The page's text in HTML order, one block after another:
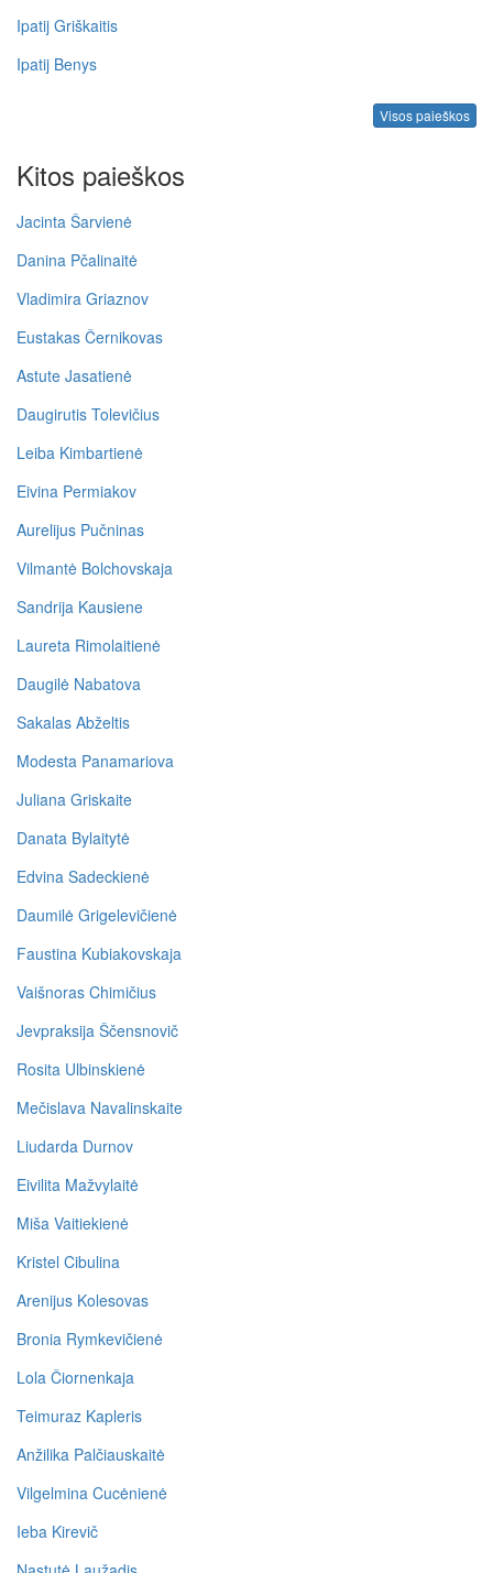
Ipatij Griškaitis
Ipatij Benys
Visos paieškos
Kitos paieškos
Jacinta Šarvienė
Danina Pčalinaitė
Vladimira Griaznov
Eustakas Černikovas
Astute Jasatienė
Daugirutis Tolevičius
Leiba Kimbartienė
Eivina Permiakov
Aurelijus Pučninas
Vilmantė Bolchovskaja
Sandrija Kausiene
Laureta Rimolaitienė
Daugilė Nabatova
Sakalas Abželtis
Modesta Panamariova
Juliana Griskaite
Danata Bylaitytė
Edvina Sadeckienė
Daumilė Grigelevičienė
Faustina Kubiakovskaja
Vaišnoras Chimičius
Jevpraksija Ščensnovič
Rosita Ulbinskienė
Mečislava Navalinskaite
Liudarda Durnov
Eivilita Mažvylaitė
Miša Vaitiekienė
Kristel Cibulina
Arenijus Kolesovas
Bronia Rymkevičienė
Lola Čiornenkaja
Teimuraz Kapleris
Anžilika Palčiauskaitė
Vilgelmina Cucėnienė
Ieba Kirevič